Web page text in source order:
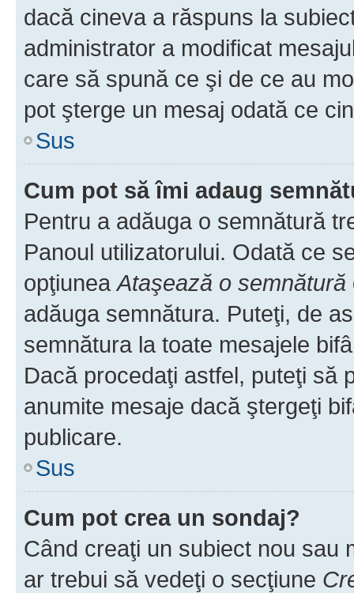
dacă cineva a răspuns la
administrator a modificat
care să spună ce şi de ce au
pot şterge un mesaj odată ce
Sus
Cum pot să îmi adaug
Pentru a adăuga o semnătură
Panoul utilizatorului. Odată ce
opţiuneaAtaşează o semnătură
adăuga semnătura. Puteţi, de
semnătura la toate mesajele
Dacă procedaţi astfel, puteţi să
anumite mesaje dacă ştergeţi
publicare.
Sus
Cum pot crea un sondaj?
Când creaţi un subiect nou sau
ar trebui să vedeţi o secţiune